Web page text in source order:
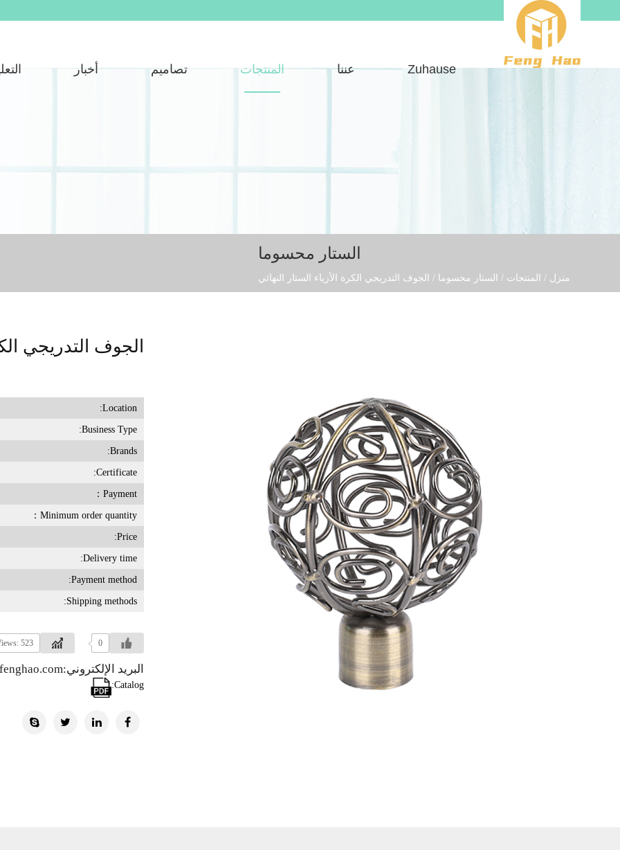
Zuhause عننا المنتجات تصاميم أخبار
الستار محسوما
منزل / المنتجات / الستار محسوما / الجوف التدريجي الكرة الأزياء الستار النهائي
الجوف التدريجي
Location:
Business Type:
Brands:
Certificate:
Payment：
Minimum order quantity：
Price:
Delivery time:
Payment method:
Shipping methods:
0
523
البريد الإلكتروني:info@hzfenghao.com
Catalog: